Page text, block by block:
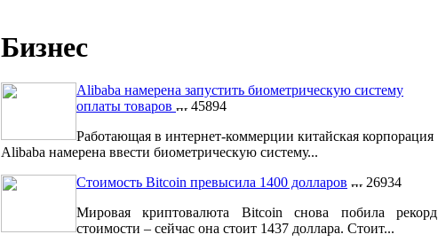
Бизнес
Alibaba намерена запустить биометрическую систему
оплаты товаров
45894
Работающая в интернет-коммерции китайская корпорация
Alibaba намерена ввести биометрическую систему...
Стоимость Bitcoin превысила 1400 долларов
26934
Мировая криптовалюта Bitcoin снова побила рекорд
стоимости – сейчас она стоит 1437 доллара. Стоит...